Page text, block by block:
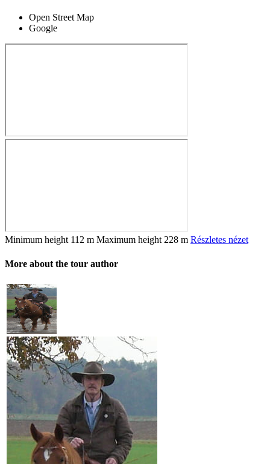
Open Street Map
Google
Minimum height 112 m Maximum height 228 m Részletes nézet
More about the tour author